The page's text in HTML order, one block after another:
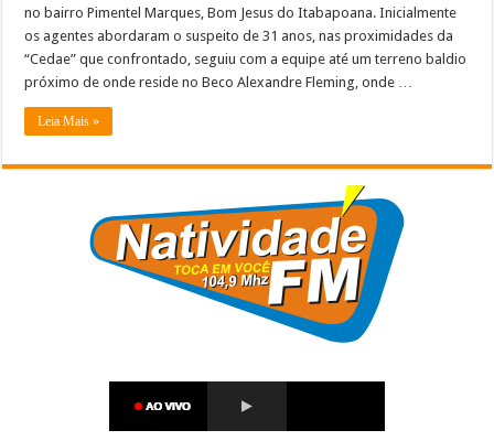
no bairro Pimentel Marques, Bom Jesus do Itabapoana. Inicialmente
os agentes abordaram o suspeito de 31 anos, nas proximidades da
“Cedae” que confrontado, seguiu com a equipe até um terreno baldio
próximo de onde reside no Beco Alexandre Fleming, onde …
Leia Mais »